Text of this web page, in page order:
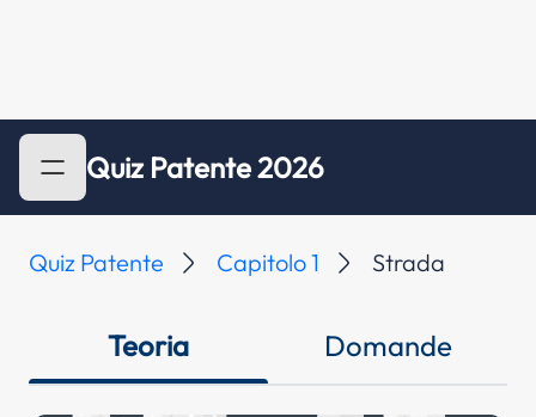
Quiz Patente 2026
Quiz Patente Capitolo 1 Strada
Teoria Domande